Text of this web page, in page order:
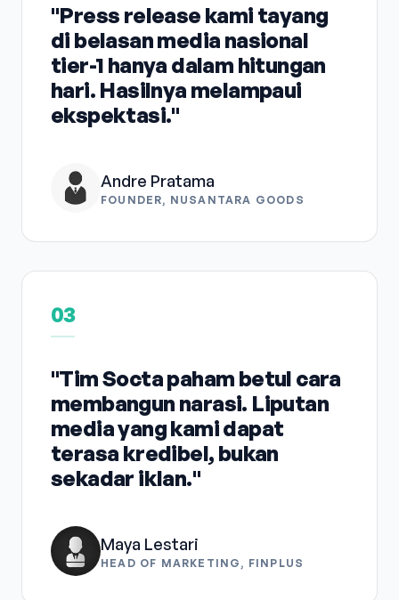
"Press release kami tayang
di belasan media nasional
tier-1 hanya dalam hitungan
hari. Hasilnya melampaui
ekspektasi."
Andre Pratama
FOUNDER, NUSANTARA GOODS
03
"Tim Socta paham betul cara
membangun narasi. Liputan
media yang kami dapat
terasa kredibel, bukan
sekadar iklan."
Maya Lestari
HEAD OF MARKETING, FINPLUS